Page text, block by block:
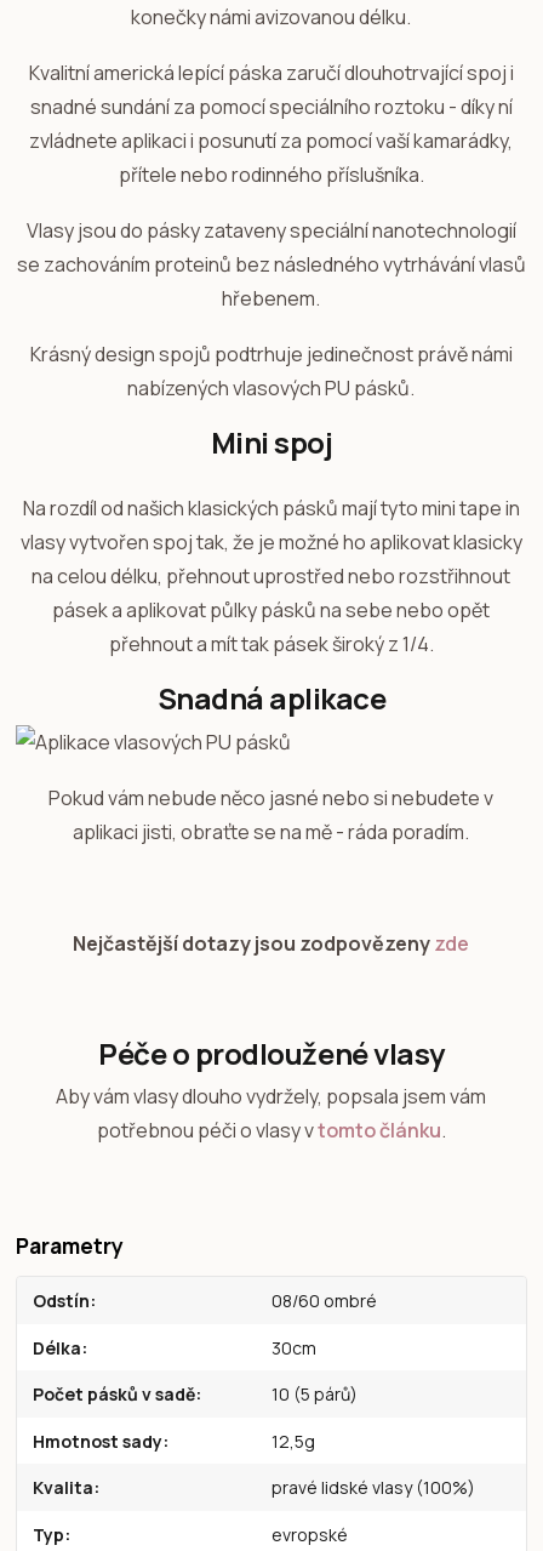
konečky námi avizovanou délku.
Kvalitní americká lepící páska zaručí dlouhotrvající spoj i
snadné sundání za pomocí speciálního roztoku - díky ní
zvládnete aplikaci i posunutí za pomocí vaší kamarádky,
přítele nebo rodinného příslušníka.
Vlasy jsou do pásky zataveny speciální nanotechnologií
se zachováním proteinů bez následného vytrhávání vlasů
hřebenem.
Krásný design spojů podtrhuje jedinečnost právě námi
nabízených vlasových PU pásků.
Mini spoj
Na rozdíl od našich klasických pásků mají tyto mini tape in
vlasy vytvořen spoj tak, že je možné ho aplikovat klasicky
na celou délku, přehnout uprostřed nebo rozstřihnout
pásek a aplikovat půlky pásků na sebe nebo opět
přehnout a mít tak pásek široký z 1/4.
Snadná aplikace
Pokud vám nebude něco jasné nebo si nebudete v
aplikaci jisti, obraťte se na mě - ráda poradím.
Nejčastější dotazy jsou zodpovězenyzde
Péče o prodloužené vlasy
Aby vám vlasy dlouho vydržely, popsala jsem vám
potřebnou péči o vlasy vtomto článku.
Parametry
Odstín 08/60 ombré
Délka 30cm
Počet pásků v sadě 10 (5 párů)
Hmotnost sady 12,5g
Kvalita pravé lidské vlasy (100%)
Typ evropské